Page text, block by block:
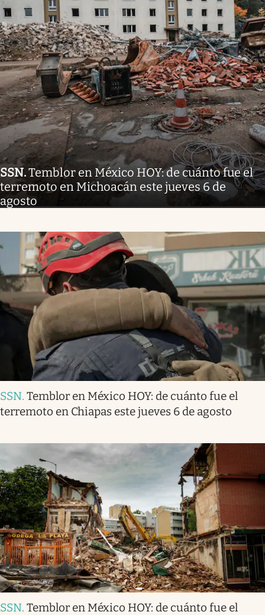
SSN.Temblor en México HOY: de cuánto fue el
terremoto en Michoacán este jueves 6 de
agosto
SSN. Temblor en México HOY: de cuánto fue el
terremoto en Chiapas este jueves 6 de agosto
SSN. Temblor en México HOY: de cuánto fue el